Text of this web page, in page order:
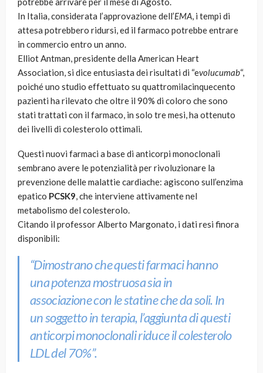
In Italia, considerata l’approvazione dell’EMA, i tempi di
attesa potrebbero ridursi, ed il farmaco potrebbe entrare
in commercio entro un anno.
Elliot Antman, presidente della American Heart
Association, si dice entusiasta dei risultati di “evolucumab“,
poiché uno studio effettuato su quattromilacinquecento
pazienti ha rilevato che oltre il 90% di coloro che sono
stati trattati con il farmaco, in solo tre mesi, ha ottenuto
dei livelli di colesterolo ottimali.
Questi nuovi farmaci a base di anticorpi monoclonali
sembrano avere le potenzialità per rivoluzionare la
prevenzione delle malattie cardiache: agiscono sull’enzima
epatico PCSK9, che interviene attivamente nel
metabolismo del colesterolo.
Citando il professor Alberto Margonato, i dati resi finora
disponibili:
“Dimostrano che questi farmaci hanno
una potenza mostruosa sia in
associazione con le statine che da soli. In
un soggetto in terapia, l’aggiunta di questi
anticorpi monoclonali riduce il colesterolo
LDL del 70%”.